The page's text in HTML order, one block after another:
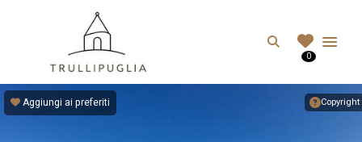
Search
0
Copyright
Aggiungi ai preferiti